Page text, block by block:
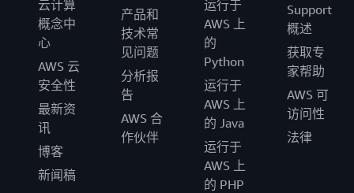
云计算
概念中
心
AWS 云
安全性
最新资
讯
博客
新闻稿
产品和
技术常
见问题
分析报
告
AWS 合
作伙伴
运行于
AWS 上
的
Python
运行于
AWS 上
的 Java
运行于
AWS 上
的 PHP
Support
概述
获取专
家帮助
AWS 可
访问性
法律